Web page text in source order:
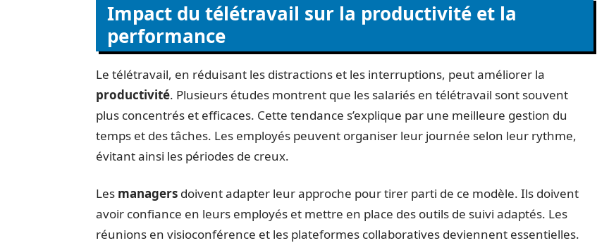
Impact du télétravail sur la productivité et la
performance
Le télétravail, en réduisant les distractions et les interruptions, peut améliorer la
productivité. Plusieurs études montrent que les salariés en télétravail sont souvent
plus concentrés et efficaces. Cette tendance s’explique par une meilleure gestion du
temps et des tâches. Les employés peuvent organiser leur journée selon leur rythme,
évitant ainsi les périodes de creux.
Les managers doivent adapter leur approche pour tirer parti de ce modèle. Ils doivent
avoir confiance en leurs employés et mettre en place des outils de suivi adaptés. Les
réunions en visioconférence et les plateformes collaboratives deviennent essentielles.